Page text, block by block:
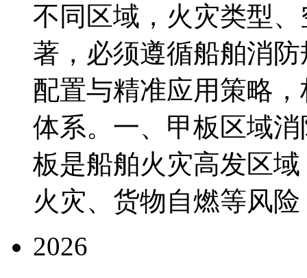
不同区域，火灾类型
著，必须遵循船舶消
配置与精准应用策略
体系。一、甲板区域
板是船舶火灾高发区
火灾、货物自燃等风险
2026